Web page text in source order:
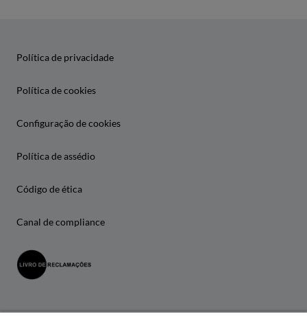
Política de privacidade
Política de cookies
Configuração de cookies
Política de assédio
Código de ética
Canal de compliance